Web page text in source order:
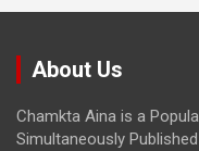
About Us
Chamkta Aina is a
Simultaneously